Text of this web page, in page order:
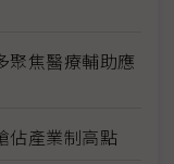
聚焦醫療輔助應
佔產業制高點